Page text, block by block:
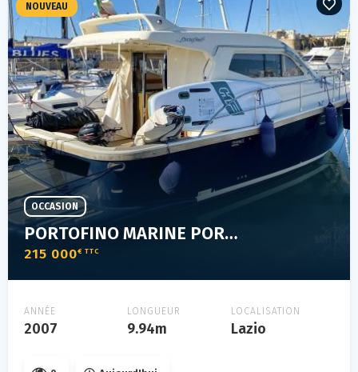
PORTOFINO MARINE PORTOFINO 37 HARD TOP
215 000€ TTC
OCCASION
ANNÉE
2007
LONGUEUR
9.94m
LOCALISATION
Lazio
NOUVEAU